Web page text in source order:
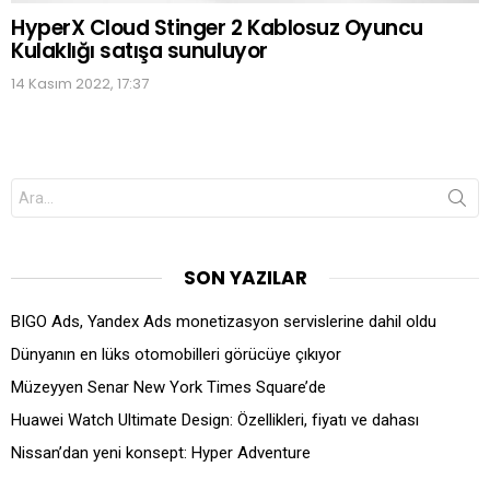
HyperX Cloud Stinger 2 Kablosuz Oyuncu
Kulaklığı satışa sunuluyor
14 Kasım 2022, 17:37
Search
for:
SON YAZILAR
BIGO Ads, Yandex Ads monetizasyon servislerine dahil oldu
Dünyanın en lüks otomobilleri görücüye çıkıyor
Müzeyyen Senar New York Times Square’de
Huawei Watch Ultimate Design: Özellikleri, fiyatı ve dahası
Nissan’dan yeni konsept: Hyper Adventure